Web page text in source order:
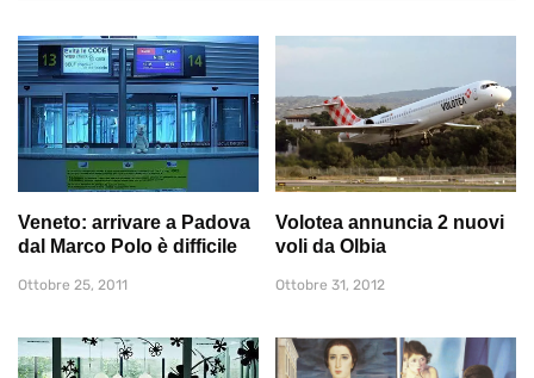
Veneto: arrivare a Padova
dal Marco Polo è difficile
Ottobre 25, 2011
Volotea annuncia 2 nuovi
voli da Olbia
Ottobre 31, 2012